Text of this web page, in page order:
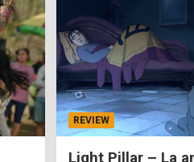
REVIEW
Light Pillar – La